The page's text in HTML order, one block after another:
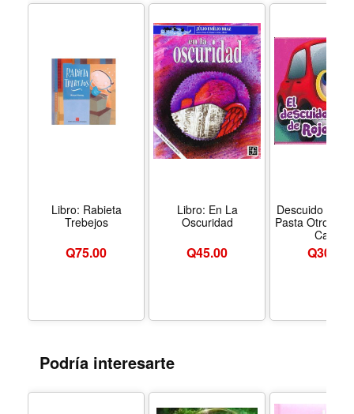
Libro: Rabieta
Trebejos
Q75.00
Libro: En La
Oscuridad
Q45.00
Descuido De
Pasta Otros (
Caja)
Q30.00
Podría interesarte